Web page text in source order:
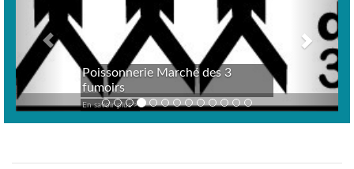
Poissonnerie Marché des 3
fumoirs
En savoir plus >